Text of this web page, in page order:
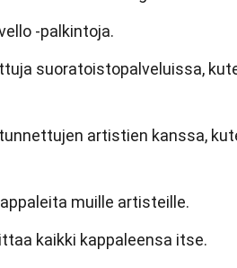
-palkintoja.
suoratoistopalveluissa,
artistien kanssa,
muille artisteille.
kaikki kappaleensa itse.